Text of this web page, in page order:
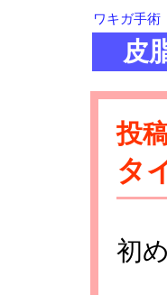
ワキガ手術
皮
投
タ
初